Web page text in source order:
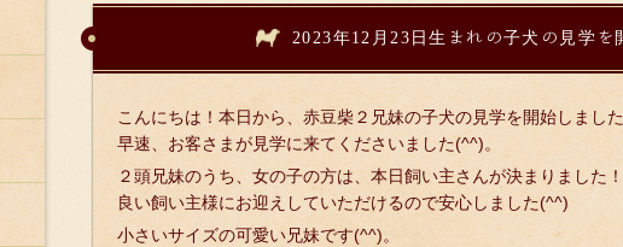
2023年12月23日生まれの子犬の見学を
こんにちは！本日から、赤豆柴２兄妹の子犬の見学を開始しまし
早速、お客さまが見学に来てくださいました(^^)。
２頭兄妹のうち、女の子の方は、本日飼い主さんが決まりました
良い飼い主様にお迎えしていただけるので安心しました(^^)
小さいサイズの可愛い兄妹です(^^)。